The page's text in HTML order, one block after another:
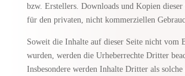
bzw. Erstellers. Downloads und Kopien dieser
für den privaten, nicht kommerziellen
Soweit die Inhalte auf dieser Seite nicht vom
wurden, werden die Urheberrechte Dritter
Insbesondere werden Inhalte Dritter als solche